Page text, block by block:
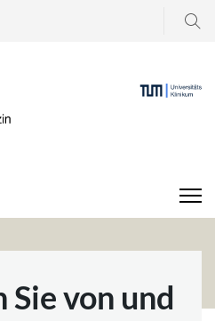
Suchen
Sie von und